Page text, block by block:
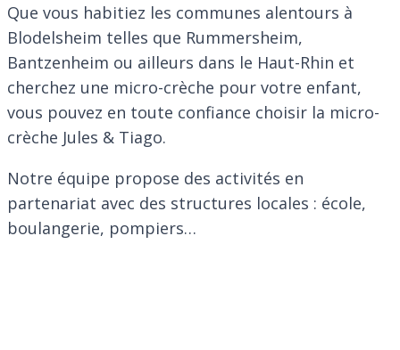
Que vous habitiez les communes alentours à
Blodelsheim telles que Rummersheim,
Bantzenheim ou ailleurs dans le Haut-Rhin et
cherchez une micro-crèche pour votre enfant,
vous pouvez en toute confiance choisir la micro-
crèche Jules & Tiago.
Notre équipe propose des activités en
partenariat avec des structures locales : école,
boulangerie, pompiers…